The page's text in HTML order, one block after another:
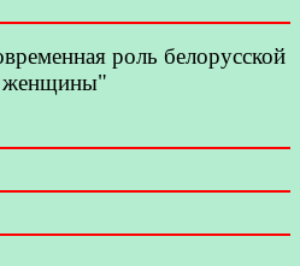
роль белорусской
женщины"